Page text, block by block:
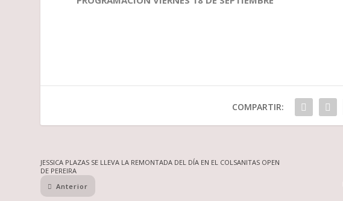
COMPARTIR:
JESSICA PLAZAS SE LLEVA LA REMONTADA DEL DÍA EN EL COLSANITAS OPEN
DE PEREIRA
Anterior